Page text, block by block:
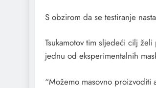
S obzirom da se testiranje
Tsukamotov tim sljedeći cilj
jednu od eksperimentalnih
“Možemo masovno